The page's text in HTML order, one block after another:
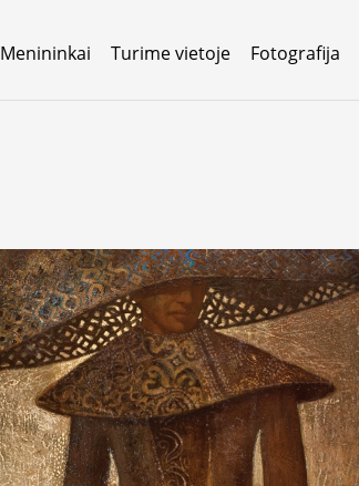
Menininkai Turime vietoje Fotografija